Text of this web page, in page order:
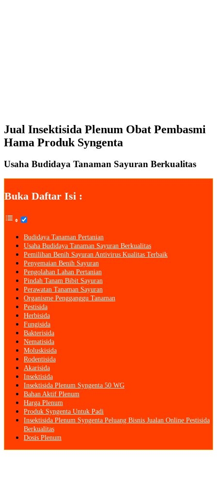
Jual Insektisida Plenum Obat Pembasmi
Hama Produk Syngenta
Usaha Budidaya Tanaman Sayuran Berkualitas
Buka Daftar Isi :
Budidaya Tanaman Pertanian
Usaha Budidaya Tanaman Sayuran Berkualitas
Pemilihan Benih Sayuran Antivirus Kualitas Terbaik
Penyemaian Benih Sayuran
Pengolahan Lahan Pertanian
Pindah Tanam Bibit Sayuran
Perawatan Tanaman Sayuran
Organisme Pengganggu Tanaman
Pestisida
Herbisida
Fungisida
Bakterisida
Nematisida
Moluskisida
Rodentisida
Akarisida
Insektisida
Insektisida Plenum Syngenta 50 WG
Bahan Aktif Plenum
Harga Plenum
Produk Syngenta Untuk Padi
Insektisida Plenum Syngenta Peluang Bisnis Jualan Online Pestisida
Berkualitas
Dosis Plenum